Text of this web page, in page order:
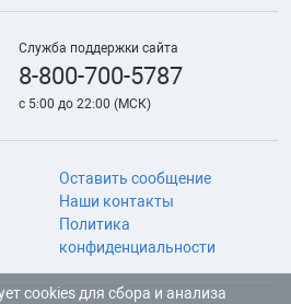
Служба поддержки сайта
8-800-700-5787
с 5:00 до 22:00 (МСК)
Оставить сообщение
Наши контакты
Политика
конфиденциальности
cookies для сбора и анализа